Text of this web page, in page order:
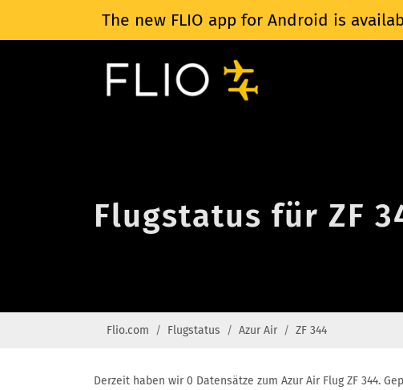
The new FLIO app for Android is
Flugstatus für ZF
Flio.com Flugstatus Azur Air ZF 344
Derzeit haben wir 0 Datensätze zum Azur Air Flug ZF 344.